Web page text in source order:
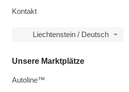
Kontakt
Liechtenstein / Deutsch
Unsere Marktplätze
Autoline™